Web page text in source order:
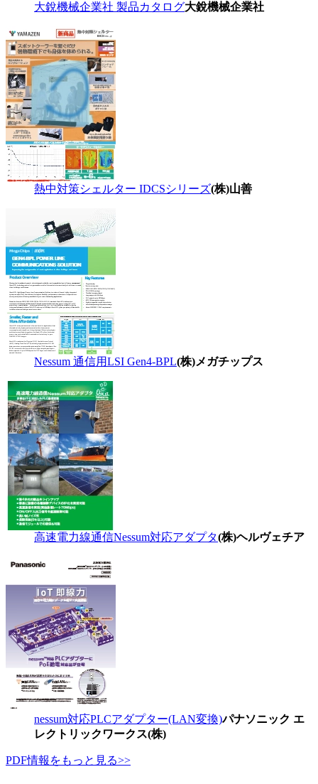
大銳機械企業社 製品カタログ大銳機械企業社
熱中対策シェルター IDCSシリーズ(株)山善
Nessum 通信用LSI Gen4-BPL(株)メガチップス
高速電力線通信Nessum対応アダプタ(株)ヘルヴェチア
nessum対応PLCアダプター(LAN変換)パナソニック エ
レクトリックワークス(株)
PDF情報をもっと見る>>